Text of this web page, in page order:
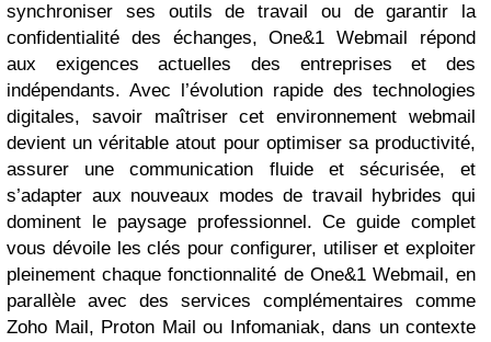
synchroniser ses outils de travail ou de garantir la
confidentialité des échanges, One&1 Webmail répond
aux exigences actuelles des entreprises et des
indépendants. Avec l’évolution rapide des technologies
digitales, savoir maîtriser cet environnement webmail
devient un véritable atout pour optimiser sa productivité,
assurer une communication fluide et sécurisée, et
s’adapter aux nouveaux modes de travail hybrides qui
dominent le paysage professionnel. Ce guide complet
vous dévoile les clés pour configurer, utiliser et exploiter
pleinement chaque fonctionnalité de One&1 Webmail, en
parallèle avec des services complémentaires comme
Zoho Mail, Proton Mail ou Infomaniak, dans un contexte